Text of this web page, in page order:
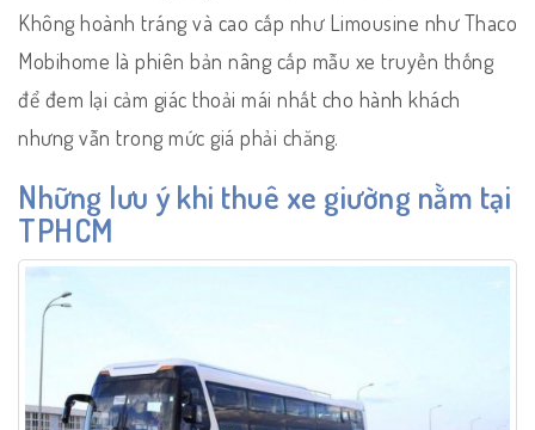
Không hoành tráng và cao cấp như Limousine như Thaco
Mobihome là phiên bản nâng cấp mẫu xe truyền thống
để đem lại cảm giác thoải mái nhất cho hành khách
nhưng vẫn trong mức giá phải chăng.
Những lưu ý khi thuê xe giường nằm tại
TPHCM